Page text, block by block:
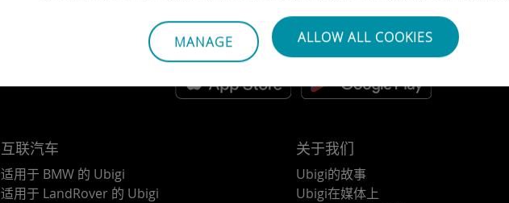
MANAGE ALLOW ALL COOKIES
下载我们的应用
互联汽车
适用于 BMW 的 Ubigi
适用于 LandRover 的 Ubigi
关于我们
Ubigi的故事
Ubigi在媒体上